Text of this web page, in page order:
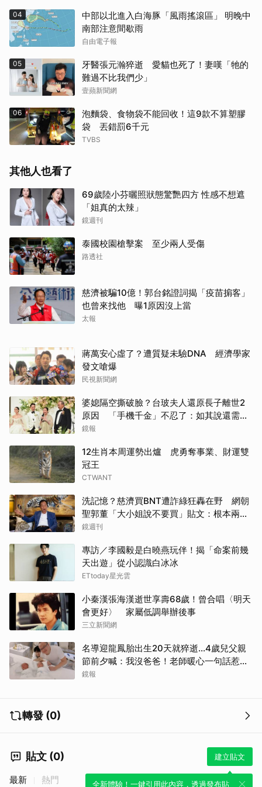
04
中部以北進入白海豚「風雨搖滾區」 明晚中
南部注意間歇雨
自由電子報
05
牙醫張元瀚猝逝 愛貓也死了！妻嘆「牠的
難過不比我們少」
壹蘋新聞網
06
泡麵袋、食物袋不能回收！這9款不算塑膠
袋 丟錯罰6千元
TVBS
其他人也看了
69歲陸小芬曬照狀態驚艷四方 性感不想遮
「姐真的太辣」
鏡週刊
泰國校園槍擊案 至少兩人受傷
路透社
慈濟被騙10億！郭台銘證詞揭「疫苗掮客」
也曾來找他 曝1原因沒上當
太報
蔣萬安心虛了？遭質疑未驗DNA 經濟學家
發文嗆爆
民視新聞網
婆媳隔空撕破臉？台玻夫人還原長子離世2
原因 「手機千金」不忍了：如其說還需要
離開嗎？
鏡報
12生肖本周運勢出爐 虎勇奪事業、財運雙
冠王
CTWANT
洗記憶？慈濟買BNT遭詐綠狂轟在野 網朝
聖郭董「大小姐說不要買」貼文：根本兩碼
事
鏡週刊
專訪／李國毅是白曉燕玩伴！揭「命案前幾
天出遊」從小認識白冰冰
ETtoday星光雲
小秦漢張海漢逝世享壽68歲！曾合唱〈明天
會更好〉 家屬低調舉辦後事
三立新聞網
名導迎龍鳳胎出生20天就猝逝...4歲兒父親
節前夕喊：我沒爸爸！老師暖心一句話惹哭
遺孀
鏡報
轉發 (0)
貼文 (0) 建立貼文
全新體驗！一鍵引用此內容，透過發布貼
最新 熱門